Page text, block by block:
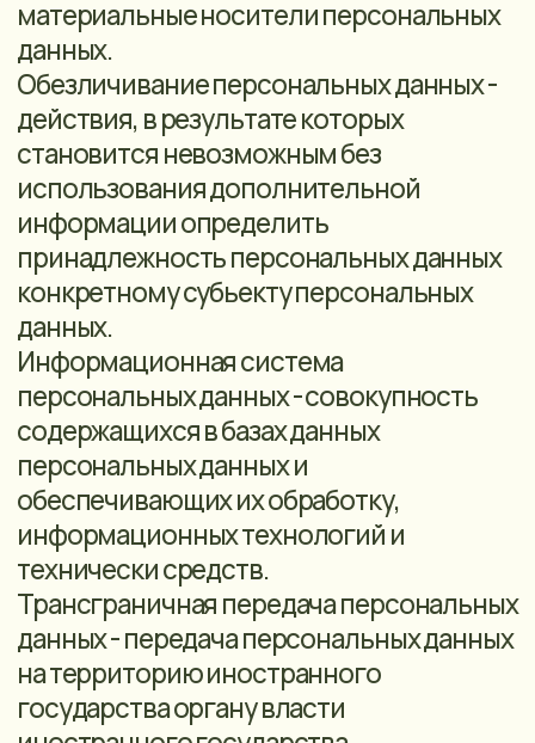
• при обработке персональных данных
обеспечиваются точность
персональных данных, их
достаточность, а в необходимых случаях
и актуальность по отношению к целям
обработки персональных данных.
Оператор принимает необходимые
меры либо обеспечивает их принятие по
удалению или уточнению неполных или
неточных данных;
• хранение персональных данных
должно осуществляться в форме,
позволяющей определить субъекта
персональных данных, не дольше, чем
этого требуют цели обработки
персональных данных, если срок
хранения персональных данных не
установлен федеральным законом,
договором, стороной которого,
выгодоприобретателем или
поручителем по которому является
субъект персональных данных.
Обрабатываемые персональные данные
подлежат уничтожению по достижении
целей обработки или в случае утраты
необходимости в достижении этих
целей, если иное не предусмотрено
федеральным законом.